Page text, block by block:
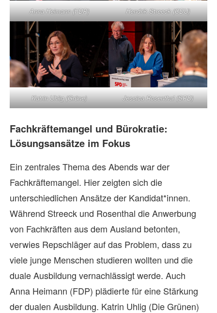
Anna Heimann (FDP) Hendrik Streeck (CDU)
Katrin Uhlig (Grüne) Jessica Rosenthal (SPD)
Fachkräftemangel und Bürokratie:
Lösungsansätze im Fokus
Ein zentrales Thema des Abends war der
Fachkräftemangel. Hier zeigten sich die
unterschiedlichen Ansätze der Kandidat*innen.
Während Streeck und Rosenthal die Anwerbung
von Fachkräften aus dem Ausland betonten,
verwies Repschläger auf das Problem, dass zu
viele junge Menschen studieren wollten und die
duale Ausbildung vernachlässigt werde. Auch
Anna Heimann (FDP) plädierte für eine Stärkung
der dualen Ausbildung. Katrin Uhlig (Die Grünen)